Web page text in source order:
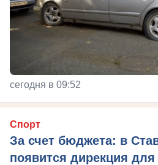
сегодня в 09:52
Спорт
За счет бюджета: в
появится дирекция